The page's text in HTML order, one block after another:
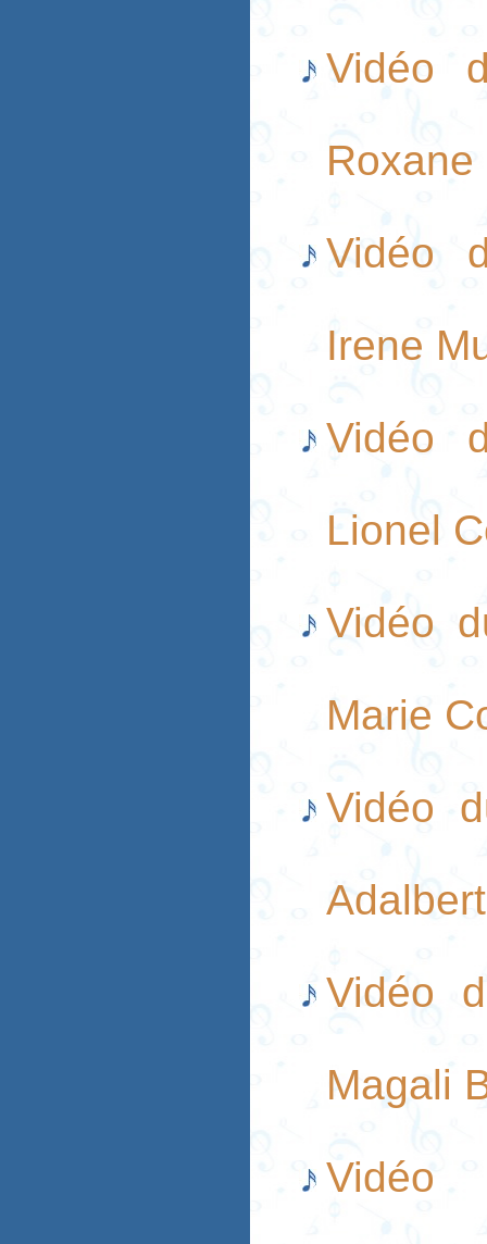
Vidéo
Vidéo
Irene
Vidéo
Lionel
Vidéo
Marie
Vidéo
Vidéo
Magali
Vidéo